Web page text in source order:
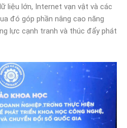
liệu lớn, Internet vạn vật và các
đó góp phần nâng cao năng
lực cạnh tranh và thúc đẩy phát